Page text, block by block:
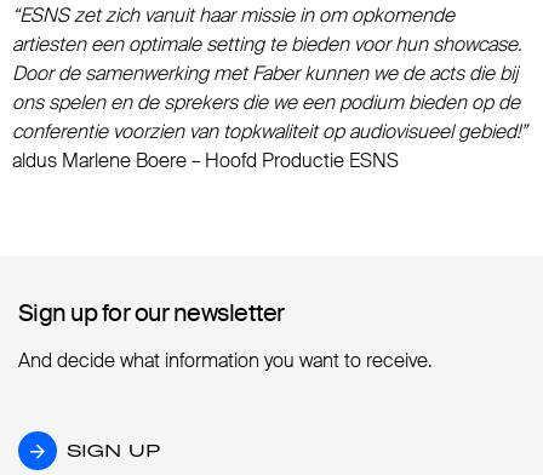
“ESNS zet zich vanuit haar missie in om opkomende
artiesten een optimale setting te bieden voor hun showcase.
Door de samenwerking met Faber kunnen we de acts die bij
ons spelen en de sprekers die we een podium bieden op de
conferentie voorzien van topkwaliteit op audiovisueel gebied!”
aldus Marlene Boere – Hoofd Productie ESNS
Sign up for our newsletter
Sign up for our newsletter
And decide what information you want to receive.
SIGN UP
SIGN UP